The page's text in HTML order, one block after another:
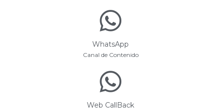
WhatsApp
Canal de Contenido
Web CallBack